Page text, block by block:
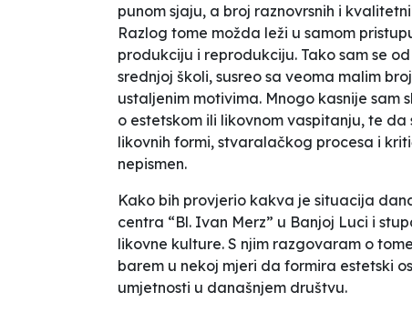
punom sjaju, a broj raznovrsnih i
Razlog tome možda leži u samom
produkciju i reprodukciju. Tako sam se
srednjoj školi, susreo sa veoma malim
ustaljenim motivima. Mnogo kasnije
o estetskom ili likovnom vaspitanju, te
likovnih formi, stvaralačkog procesa i
nepismen.
Kako bih provjerio kakva je situacija
centra “Bl. Ivan Merz” u Banjoj Luci i
likovne kulture. S njim razgovaram o
barem u nekoj mjeri da formira estetski
umjetnosti u današnjem društvu.